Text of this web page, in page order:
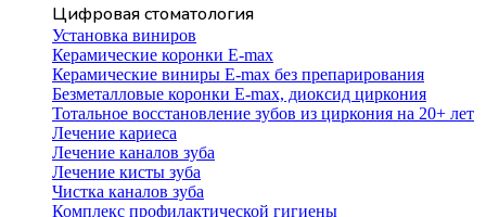
Цифровая стоматология
Установка виниров
Керамические коронки E-max
Керамические виниры E-max без препарирования
Безметалловые коронки Е-max, диоксид циркония
Тотальное восстановление зубов из циркония на 20+ лет
Лечение кариеса
Лечение каналов зуба
Лечение кисты зуба
Чистка каналов зуба
Комплекс профилактической гигиены